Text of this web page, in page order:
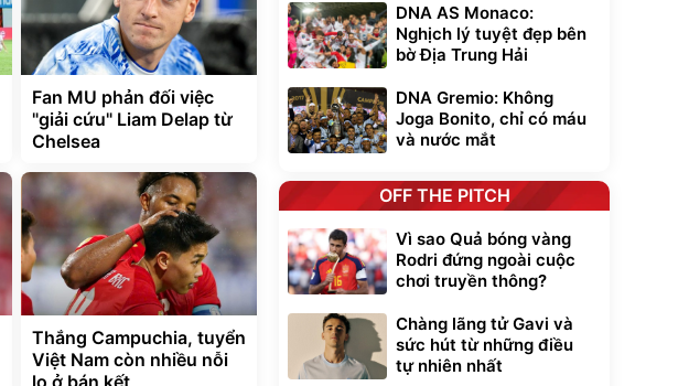
Fan MU phản đối việc
"giải cứu" Liam Delap từ
Chelsea
Thắng Campuchia, tuyển
Việt Nam còn nhiều nỗi
DNA AS Monaco:
Nghịch lý tuyệt đẹp bên
bờ Địa Trung Hải
DNA Gremio: Không
Joga Bonito, chỉ có máu
và nước mắt
OFF THE PITCH
Vì sao Quả bóng vàng
Rodri đứng ngoài cuộc
chơi truyền thông?
Chàng lãng tử Gavi và
sức hút từ những điều
tự nhiên nhất